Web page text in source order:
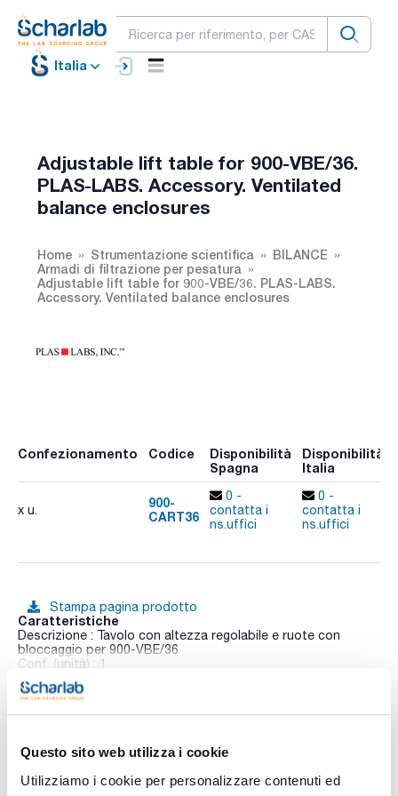
Questo sito web utilizza i cookie
Utilizziamo i cookie per personalizzare contenuti ed
Italia
Adjustable lift table for 900-VBE/36.
PLAS-LABS. Accessory. Ventilated
balance enclosures
Home Strumentazione scientifica
BILANCE
Armadi di filtrazione per pesatura
Adjustable lift table for 900-VBE/36. PLAS-LABS.
Accessory. Ventilated balance enclosures
Confezionamento Codice
Disponibilità
Spagna
Disponibilità
Italia
x u.
900-
CART36
0 -
contatta i
ns.uffici
0 -
contatta i
ns.uffici
Stampa pagina prodotto
Caratteristiche
Descrizione : Tavolo con altezza regolabile e ruote con
bloccaggio per 900-VBE/36
Conf. (unità) : 1
La serie VBE è ideale per lavorare con polveri fini, prodotti
chimici e biologici.
filtrazione HEPA montata sulla parte superiore. Sono
configurati per ricircolare l'atmosfera interna in laboratorio,
possono essere collegati all'unità di estrazione 900EXTRACT
o a un sistema di estrazione esterno.
Vedi di più
Documentazione tecnica